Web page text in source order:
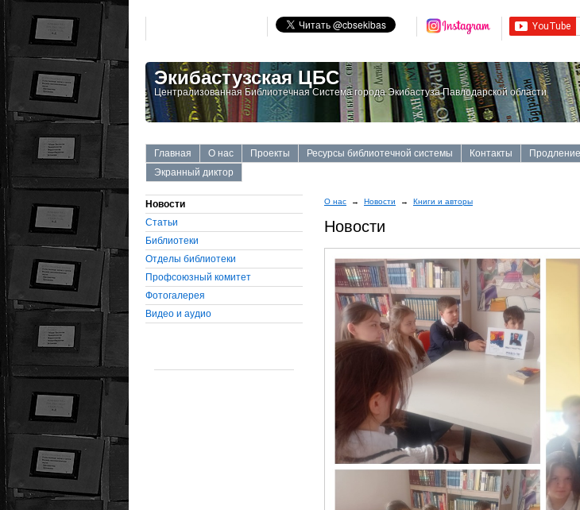
Экибастузская ЦБС
Централизованная Библиотечная Система города Экибастуза Павлодарской области
Главная О нас Проекты Ресурсы библиотечной системы Контакты
Экранный диктор
Новости
Статьи
Библиотеки
Отделы библиотеки
Профсоюзный комитет
Фотогалерея
Видео и аудио
О нас → Новости → Книги и авторы
Новости